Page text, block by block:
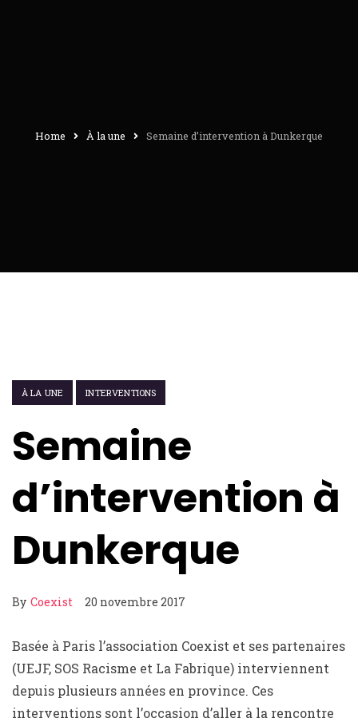
Home À la une Semaine d’intervention à Dunkerque
À LA UNE INTERVENTIONS
Semaine
d’intervention à
Dunkerque
By Coexist 20 novembre 2017
Basée à Paris l’association Coexist et ses partenaires
(UEJF, SOS Racisme et La Fabrique) interviennent
depuis plusieurs années en province. Ces
interventions sont l’occasion d’aller à la rencontre